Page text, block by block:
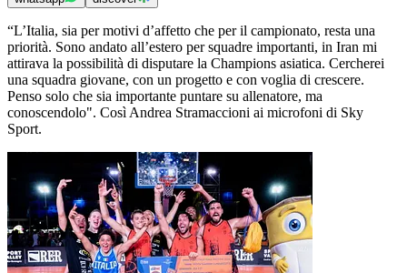
“L’Italia, sia per motivi d’affetto che per il campionato, resta una
priorità. Sono andato all’estero per squadre importanti, in Iran mi
attirava la possibilità di disputare la Champions asiatica. Cercherei
una squadra giovane, con un progetto e con voglia di crescere.
Penso solo che sia importante puntare su allenatore, ma
conoscendolo". Così Andrea Stramaccioni ai microfoni di Sky
Sport.